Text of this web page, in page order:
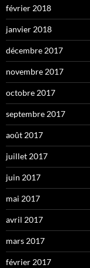
février 2018
janvier 2018
décembre 2017
novembre 2017
octobre 2017
septembre 2017
août 2017
juillet 2017
juin 2017
mai 2017
avril 2017
mars 2017
février 2017